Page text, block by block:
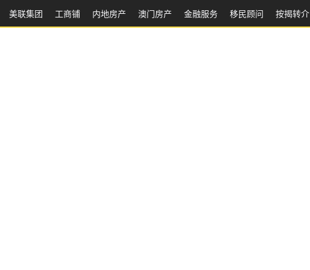
美联集团 工商铺 内地房产 澳⻔房产 金融服务 移民顾问 按揭转介